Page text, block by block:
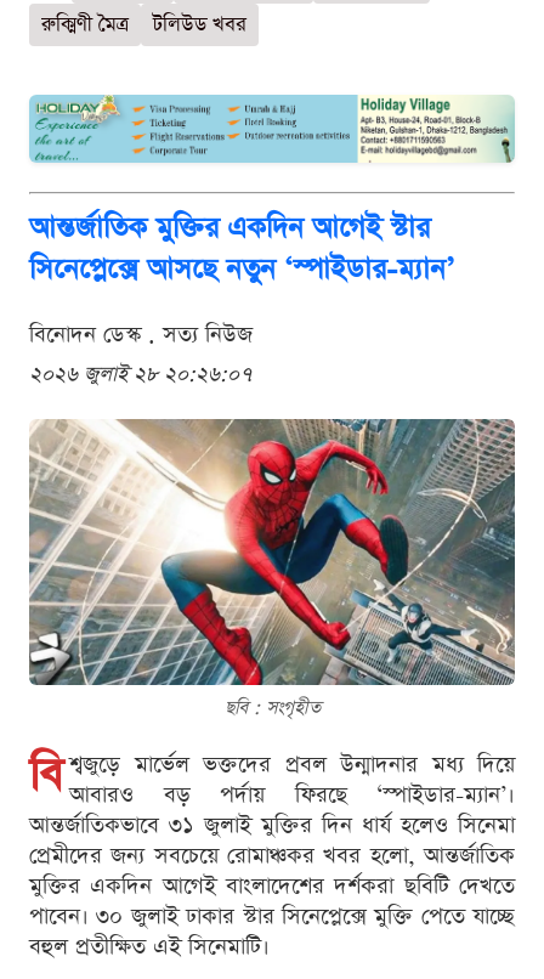
রুক্মিণী মৈত্র
টলিউড খবর
আন্তর্জাতিক মুক্তির একদিন আগেই স্টার
সিনেপ্লেক্সে আসছে নতুন ‘স্পাইডার-ম্যান’
বিনোদন ডেস্ক . সত্য নিউজ
২০২৬ জুলাই ২৮ ২০:২৬:০৭
ছবি : সংগৃহীত
বি শ্বজুড়ে মার্ভেল ভক্তদের প্রবল উন্মাদনার মধ্য দিয়ে
আবারও বড় পর্দায় ফিরছে ‘স্পাইডার-ম্যান’।
আন্তর্জাতিকভাবে ৩১ জুলাই মুক্তির দিন ধার্য হলেও সিনেমা
প্রেমীদের জন্য সবচেয়ে রোমাঞ্চকর খবর হলো, আন্তর্জাতিক
মুক্তির একদিন আগেই বাংলাদেশের দর্শকরা ছবিটি দেখতে
পাবেন। ৩০ জুলাই ঢাকার স্টার সিনেপ্লেক্সে মুক্তি পেতে যাচ্ছে
বহুল প্রতীক্ষিত এই সিনেমাটি।